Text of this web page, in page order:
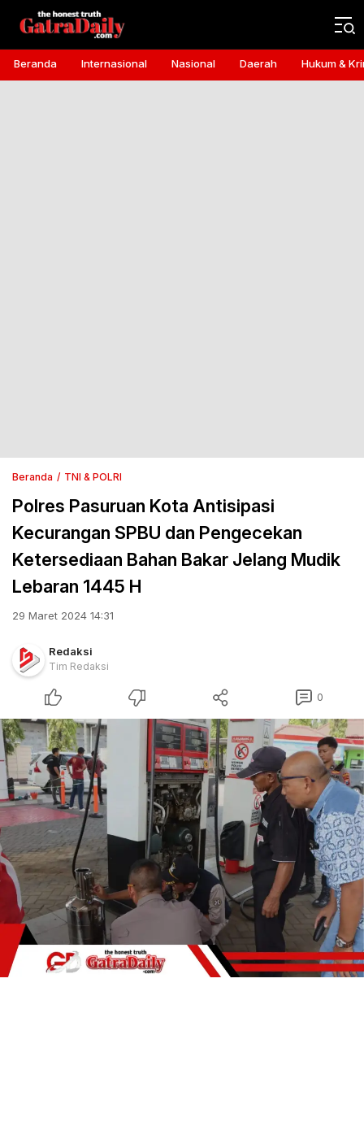
Gatra Daily
the honest truth
Beranda Internasional Nasional Daerah Hukum &
Beranda TNI & POLRI
Polres Pasuruan Kota Antisipasi
Kecurangan SPBU dan Pengecekan
Ketersediaan Bahan Bakar Jelang Mudik
Lebaran 1445 H
29 Maret 2024 14:31
Redaksi
Tim Redaksi
0